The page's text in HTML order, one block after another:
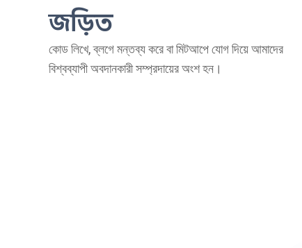
জড়িত
কোড লিখে, ব্লগে মন্তব্য করে বা মিটআপে যোগ দিয়ে আমাদের
বিশ্বব্যাপী অবদানকারী সম্প্রদায়ের অংশ হন।